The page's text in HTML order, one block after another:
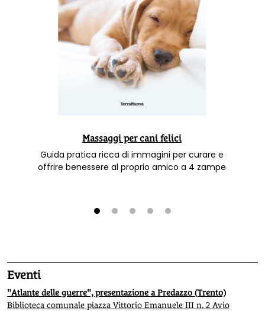
Massaggi per cani felici
Guida pratica ricca di immagini per curare e
offrire benessere al proprio amico a 4 zampe
Eventi
"Atlante delle guerre", presentazione a Predazzo (Trento)
Biblioteca comunale piazza Vittorio Emanuele III n. 2 Avio